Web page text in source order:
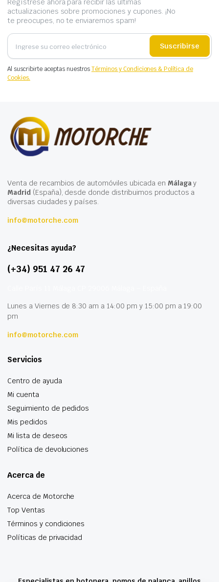
Regístrese ahora para recibir las últimas
actualizaciones sobre promociones y cupones. ¡No
te preocupes, no te enviaremos spam!
Suscribirse
Al suscribirte aceptas nuestrosTérminos y Condiciones & Política de
Cookies.
Venta de recambios de automóviles ubicada en Málagay
Madrid(España), desde donde distribuimos productos a
diversas ciudades y países.
info@motorche.com
¿Necesitas ayuda?
(+34) 951 47 26 47
Lunes a Viernes de 8:30 am a 14:00 pm y 15:00 pm a 19:00
pm
info@motorche.com
Servicios
Centro de ayuda
Mi cuenta
Seguimiento de pedidos
Mis pedidos
Mi lista de deseos
Política de devoluciones
Acerca de
Acerca de Motorche
Top Ventas
Términos y condiciones
Políticas de privacidad